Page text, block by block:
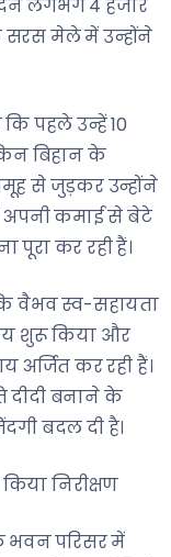
लगभग 4 हजार
सरस मेले में उन्होंने
पहले उन्हें 10
बिहान के
से जुड़कर उन्होंने
अपनी कमाई से बेटे
कर रही हैं।
वैभव स्व-सहायता
शुरू किया और
कर रही हैं।
दीदी बनाने के
बदल दी है।
निरीक्षण
भवन परिसर में